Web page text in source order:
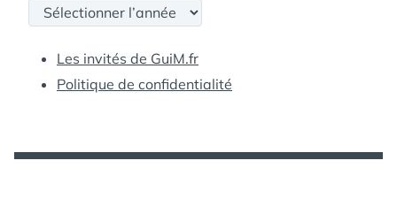
Archives
Les invités de GuiM.fr
Politique de confidentialité